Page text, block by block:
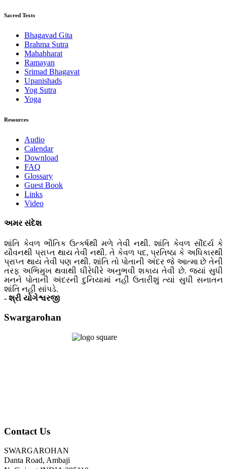
Sacred Texts
Bhagavad Gita
Brahma Sutra
Mahabharat
Ramayan
Srimad Bhagavat
Upanishads
Yog Sutra
Yoga
Resources
Audio
Calendar
Download
FAQ
Glossary
Guest Book
Links
Video
અમર સંદેશ
શાંતિ કેવળ ભૌતિક ઉત્કર્ષથી મળે તેવી નથી. શાંતિ કેવળ સૌંદર્ય કે
યૌવનથી પ્રાપ્ત થાય તેવી નથી. તે કેવળ પદ, પ્રતિષ્ઠા કે અધિકારથી
પ્રાપ્ત થાય તેવી પણ નથી. શાંતિ તો પોતાની અંદર જે આત્મા છે તેની
તરફ અભિમુખ થવાથી ધીરેધીરે અનુભવી શકાય તેવી છે. જ્યાં સુધી
મનને પોતાની અંદરની દુનિયામાં નહીં ઉતારીશું ત્યાં સુધી સનાતન
શાંતિ નહીં સાંપડે.
- શ્રી યોગેશ્વરજી
Swargarohan
Contact Us
SWARGAROHAN
Danta Road, Ambaji